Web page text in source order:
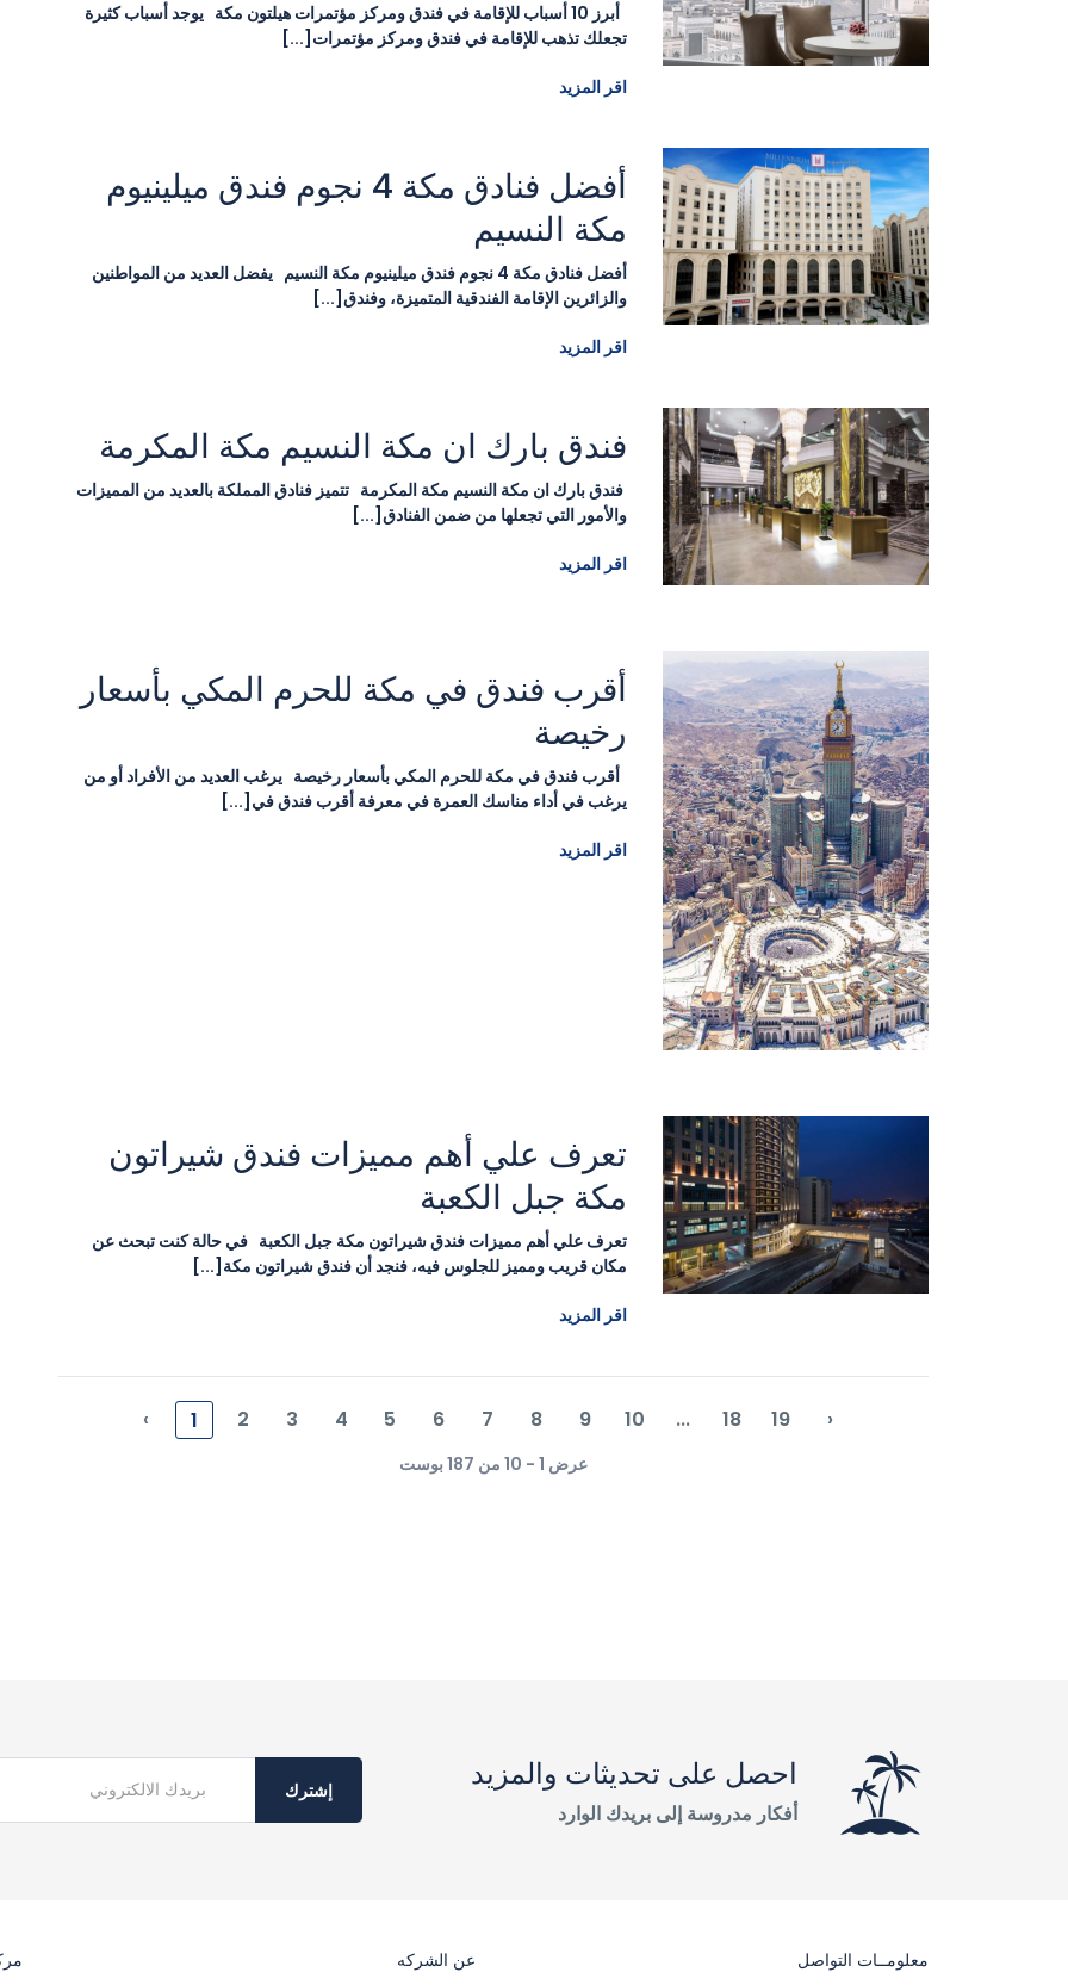
أبرز 10 أسباب للإقامة في فندق ومركز مؤتمرات هيلتون مكة يوجد أسباب كثيرة
تجعلك تذهب للإقامة في فندق ومركز مؤتمرات[...]
اقر المزيد
أفضل فنادق مكة 4 نجوم فندق ميلينيوم
مكة النسيم
أفضل فنادق مكة 4 نجوم فندق ميلينيوم مكة النسيم يفضل العديد من المواطنين
والزائرين الإقامة الفندقية المتميزة، وفندق[...]
اقر المزيد
فندق بارك ان مكة النسيم مكة المكرمة
فندق بارك ان مكة النسيم مكة المكرمة تتميز فنادق المملكة بالعديد من المميزات
والأمور التي تجعلها من ضمن الفنادق[...]
اقر المزيد
أقرب فندق في مكة للحرم المكي بأسعار
رخيصة
أقرب فندق في مكة للحرم المكي بأسعار رخيصة يرغب العديد من الأفراد أو من
يرغب في أداء مناسك العمرة في معرفة أقرب فندق في[...]
اقر المزيد
تعرف علي أهم مميزات فندق شيراتون
مكة جبل الكعبة
تعرف علي أهم مميزات فندق شيراتون مكة جبل الكعبة في حالة كنت تبحث عن
مكان قريب ومميز للجلوس فيه، فنجد أن فندق شيراتون مكة[...]
اقر المزيد
‹ 1 2 3 4 5 6 7 8 9 10 ... 18 19 ›
عرض 1 - 10 من 187 بوست
احصل على تحديثات والمزيد
أفكار مدروسة إلى بريدك الوارد
إشترك
معلومــات التواصل عن الشركه